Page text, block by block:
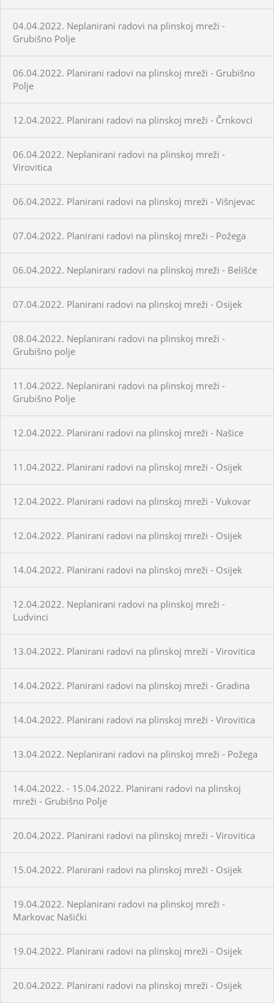
04.04.2022. Neplanirani radovi na plinskoj mreži -
Grubišno Polje
06.04.2022. Planirani radovi na plinskoj mreži - Grubišno
Polje
12.04.2022. Planirani radovi na plinskoj mreži - Črnkovci
06.04.2022. Neplanirani radovi na plinskoj mreži -
Virovitica
06.04.2022. Planirani radovi na plinskoj mreži - Višnjevac
07.04.2022. Planirani radovi na plinskoj mreži - Požega
06.04.2022. Neplanirani radovi na plinskoj mreži - Belišće
07.04.2022. Planirani radovi na plinskoj mreži - Osijek
08.04.2022. Neplanirani radovi na plinskoj mreži -
Grubišno polje
11.04.2022. Neplanirani radovi na plinskoj mreži -
Grubišno Polje
12.04.2022. Planirani radovi na plinskoj mreži - Našice
11.04.2022. Planirani radovi na plinskoj mreži - Osijek
12.04.2022. Planirani radovi na plinskoj mreži - Vukovar
12.04.2022. Planirani radovi na plinskoj mreži - Osijek
14.04.2022. Planirani radovi na plinskoj mreži - Osijek
12.04.2022. Neplanirani radovi na plinskoj mreži -
Ludvinci
13.04.2022. Planirani radovi na plinskoj mreži - Virovitica
14.04.2022. Planirani radovi na plinskoj mreži - Gradina
14.04.2022. Planirani radovi na plinskoj mreži - Virovitica
13.04.2022. Neplanirani radovi na plinskoj mreži - Požega
14.04.2022. - 15.04.2022. Planirani radovi na plinskoj
mreži - Grubišno Polje
20.04.2022. Planirani radovi na plinskoj mreži - Virovitica
15.04.2022. Planirani radovi na plinskoj mreži - Osijek
19.04.2022. Neplanirani radovi na plinskoj mreži -
Markovac Našički
19.04.2022. Planirani radovi na plinskoj mreži - Osijek
20.04.2022. Planirani radovi na plinskoj mreži - Osijek